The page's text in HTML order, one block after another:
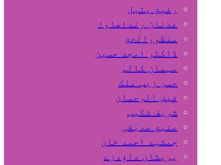
رفیق پٹیل
عدنان رنداھاوا
منظورالحق
ڈاکٹر امجد حسین
مہمان کالم
حسن زیب ملک
فیض الرحمان
شریف شکیب
عتیق صدیقی
جمشید احمد خان
پریشان داﺅدزے